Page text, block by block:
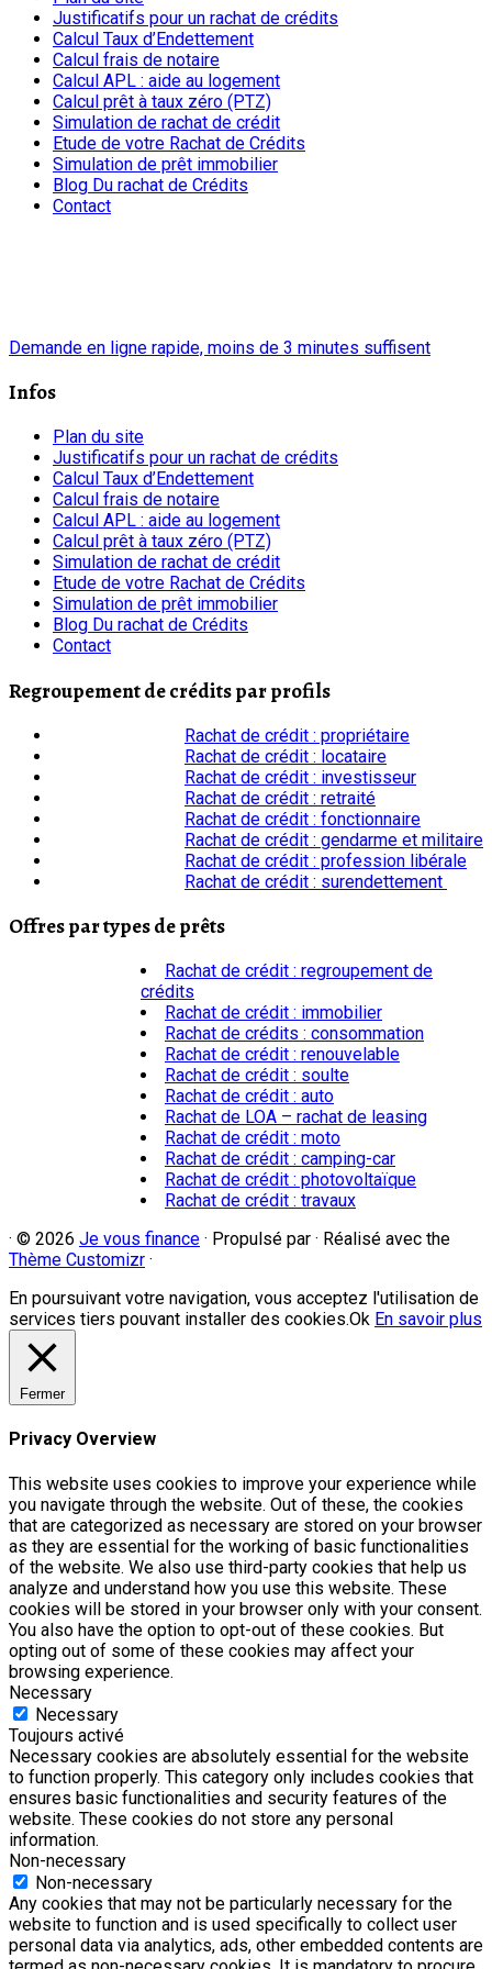
Justificatifs pour un rachat de crédits
Calcul Taux d’Endettement
Calcul frais de notaire
Calcul APL : aide au logement
Calcul prêt à taux zéro (PTZ)
Simulation de rachat de crédit
Etude de votre Rachat de Crédits
Simulation de prêt immobilier
Blog Du rachat de Crédits
Contact
Demande en ligne rapide, moins de 3 minutes suffisent
Infos
Plan du site
Justificatifs pour un rachat de crédits
Calcul Taux d’Endettement
Calcul frais de notaire
Calcul APL : aide au logement
Calcul prêt à taux zéro (PTZ)
Simulation de rachat de crédit
Etude de votre Rachat de Crédits
Simulation de prêt immobilier
Blog Du rachat de Crédits
Contact
Regroupement de crédits par profils
Rachat de crédit : propriétaire
Rachat de crédit : locataire
Rachat de crédit : investisseur
Rachat de crédit : retraité
Rachat de crédit : fonctionnaire
Rachat de crédit : gendarme et militaire
Rachat de crédit : profession libérale
Rachat de crédit : surendettement
Offres par types de prêts
Rachat de crédit : regroupement de
crédits
Rachat de crédit : immobilier
Rachat de crédits : consommation
Rachat de crédit : renouvelable
Rachat de crédit : soulte
Rachat de crédit : auto
Rachat de LOA – rachat de leasing
Rachat de crédit : moto
Rachat de crédit : camping-car
Rachat de crédit : photovoltaïque
Rachat de crédit : travaux
· © 2026 Je vous finance · Propulsé par · Réalisé avec the
Thème Customizr ·
En poursuivant votre navigation, vous acceptez l'utilisation de
services tiers pouvant installer des cookies.Ok En savoir plus
Fermer
Privacy Overview
This website uses cookies to improve your experience while
you navigate through the website. Out of these, the cookies
that are categorized as necessary are stored on your browser
as they are essential for the working of basic functionalities
of the website. We also use third-party cookies that help us
analyze and understand how you use this website. These
cookies will be stored in your browser only with your consent.
You also have the option to opt-out of these cookies. But
opting out of some of these cookies may affect your
browsing experience.
Necessary
Necessary
Toujours activé
Necessary cookies are absolutely essential for the website
to function properly. This category only includes cookies that
ensures basic functionalities and security features of the
website. These cookies do not store any personal
information.
Non-necessary
Non-necessary
Any cookies that may not be particularly necessary for the
website to function and is used specifically to collect user
personal data via analytics, ads, other embedded contents are